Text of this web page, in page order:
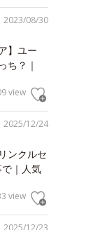
2023/08/30
】ユー
ち？｜
view
2025/12/24
ンクルセ
｜人気
view
2025/12/23